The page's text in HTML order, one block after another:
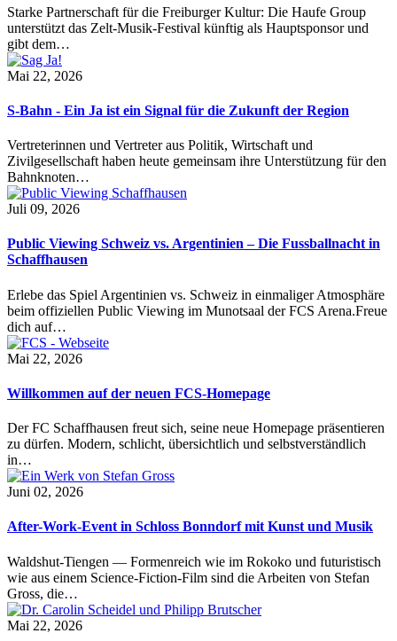
Starke Partnerschaft für die Freiburger Kultur: Die Haufe Group
unterstützt das Zelt-Musik-Festival künftig als Hauptsponsor und
gibt dem…
Mai 22, 2026
S-Bahn - Ein Ja ist ein Signal für die Zukunft der Region
Vertreterinnen und Vertreter aus Politik, Wirtschaft und
Zivilgesellschaft haben heute gemeinsam ihre Unterstützung für den
Bahnknoten…
Juli 09, 2026
Public Viewing Schweiz vs. Argentinien – Die Fussballnacht in
Schaffhausen
Erlebe das Spiel Argentinien vs. Schweiz in einmaliger Atmosphäre
beim offiziellen Public Viewing im Munotsaal der FCS Arena.Freue
dich auf…
Mai 22, 2026
Willkommen auf der neuen FCS-Homepage
Der FC Schaffhausen freut sich, seine neue Homepage präsentieren
zu dürfen. Modern, schlicht, übersichtlich und selbstverständlich
in…
Juni 02, 2026
After-Work-Event in Schloss Bonndorf mit Kunst und Musik
Waldshut-Tiengen — Formenreich wie im Rokoko und futuristisch
wie aus einem Science-Fiction-Film sind die Arbeiten von Stefan
Gross, die…
Mai 22, 2026